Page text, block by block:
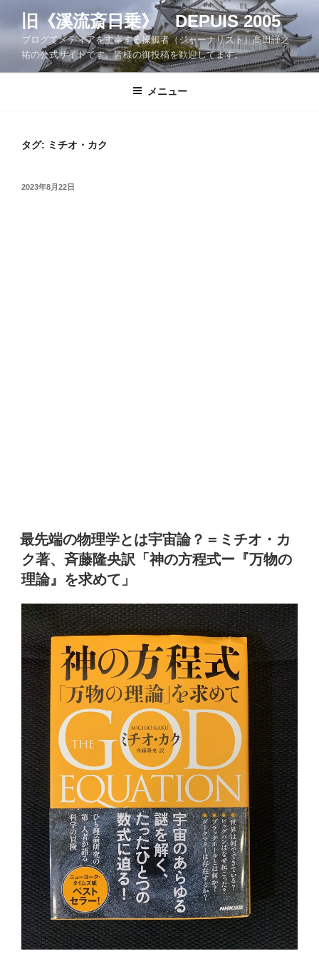
ツ
旧《溪流斎日乗》 DEPUIS 2005
ブログでメディアを主宰する操觚者（ジャーナリスト）高田謹之
祐の公式サイトです。皆様の御投稿を歓迎してます。
メニュー
タグ: ミチオ・カク
投
2023年8月22日
最先端の物理学とは宇宙論？＝ミチオ・カ
ク著、斉藤隆央訳「神の方程式ー『万物の
理論』を求めて」